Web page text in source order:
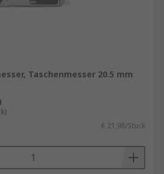
Taschenmesser 20.5 mm
€ 21,98/Stück